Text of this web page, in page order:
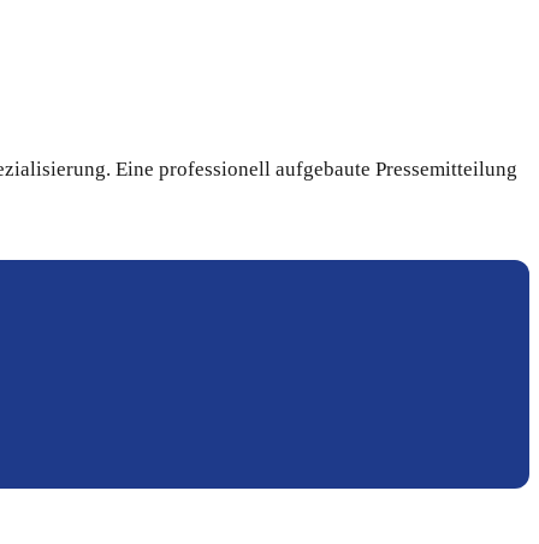
Eine professionell aufgebaute Pressemitteilung